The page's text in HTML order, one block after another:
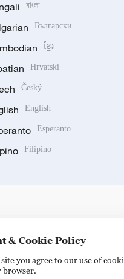
বাংলা
Български
ខ្មែរ
Hrvatski
Český
English
Esperanto
Filipino
& Cookie Policy
you agree to our use of
browser.